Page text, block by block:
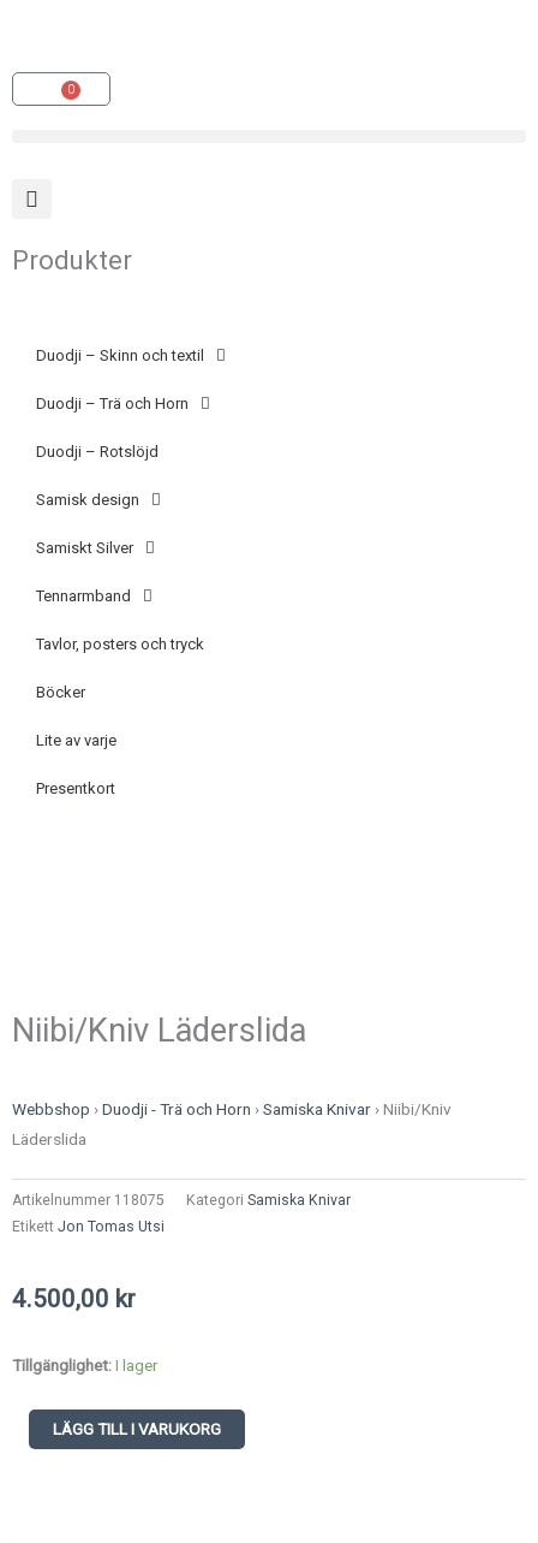
innehåll
0
Varukorg
Produkter
Duodji – Skinn och textil
Duodji – Trä och Horn
Duodji – Rotslöjd
Samisk design
Samiskt Silver
Tennarmband
Tavlor, posters och tryck
Böcker
Lite av varje
Presentkort
Niibi/Kniv Läderslida
Webbshop ›Duodji - Trä och Horn ›Samiska Knivar ›Niibi/Kniv
Läderslida
Artikelnummer 118075 Kategori Samiska Knivar
Etikett Jon Tomas Utsi
4.500,00 kr
Tillgänglighet:I lager
Niibi/Kniv
mängdLÄGG TILL I VARUKORG